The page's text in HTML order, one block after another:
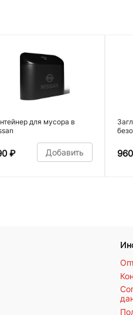
для мусора в
₽ Добавить 960